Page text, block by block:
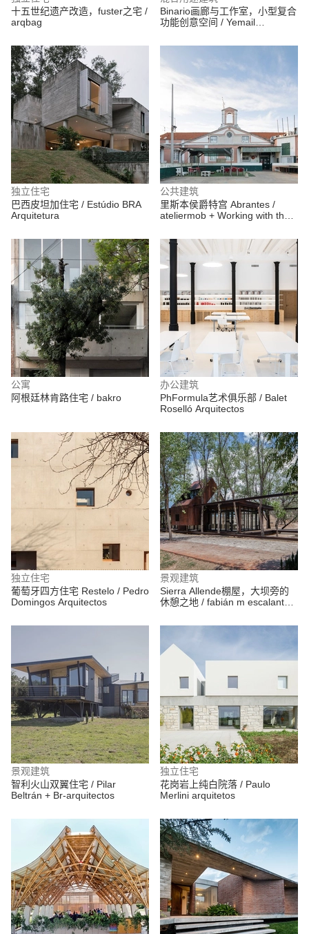
十五世纪遗产改造，fuster之宅 /
arqbag
Binario画廊与工作室，小型复合
功能创意空间 / Yemail
独立住宅
巴西皮坦加住宅 / Estúdio BRA
Arquitetura
公共建筑
里斯本侯爵特宫 Abrantes /
ateliermob + Working with the
公寓
阿根廷林肯路住宅 / bakro
办公建筑
PhFormula艺术俱乐部 / Balet
Roselló Arquitectos
独立住宅
葡萄牙四方住宅 Restelo / Pedro
Domingos Arquitectos
景观建筑
Sierra Allende棚屋，大坝旁的
休憩之地 / fabián m escalante h
景观建筑
智利火山双翼住宅 / Pilar
Beltrán + Br-arquitectos
独立住宅
花岗岩上纯白院落 / Paulo
Merlini arquitetos